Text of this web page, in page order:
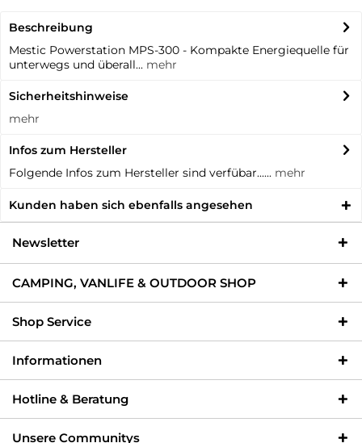
Beschreibung
Mestic Powerstation MPS-300 - Kompakte Energiequelle für
unterwegs und überall... mehr
Sicherheitshinweise
mehr
Infos zum Hersteller
Folgende Infos zum Hersteller sind verfübar...... mehr
Kunden haben sich ebenfalls angesehen
Newsletter
CAMPING, VANLIFE & OUTDOOR SHOP
Shop Service
Informationen
Hotline & Beratung
Unsere Communitys